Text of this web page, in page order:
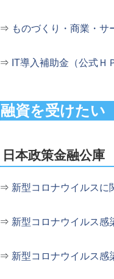
⇒ ものづくり・商業・サ
⇒ IT導入補助金（公式Ｈ
融資を受けたい
日本政策金融公庫
⇒ 新型コロナウイルスに
⇒ 新型コロナウイルス感
⇒ 新型コロナウイルス感